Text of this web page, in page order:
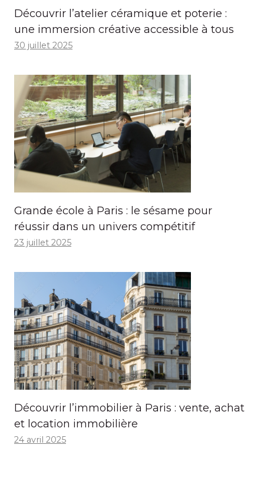
Découvrir l’atelier céramique et poterie :
une immersion créative accessible à tous
30 juillet 2025
Grande école à Paris : le sésame pour
réussir dans un univers compétitif
23 juillet 2025
Découvrir l’immobilier à Paris : vente, achat
et location immobilière
24 avril 2025